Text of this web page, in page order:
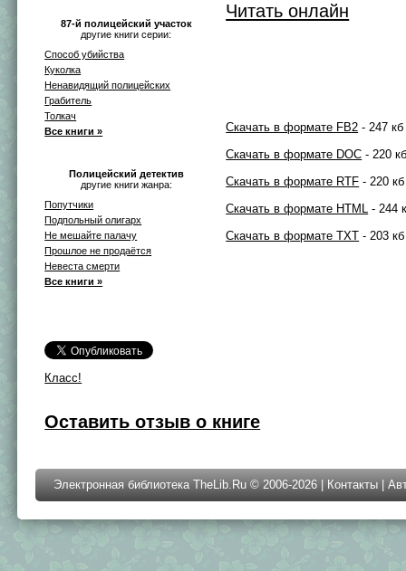
87-й полицейский участок
другие книги серии:
Способ убийства
Куколка
Ненавидящий полицейских
Грабитель
Толкач
Все книги »
Полицейский детектив
другие книги жанра:
Попутчики
Подпольный олигарх
Не мешайте палачу
Прошлое не продаётся
Невеста смерти
Все книги »
Класс!
Читать онлайн
Скачать в формате FB2 - 247 кб
Скачать в формате DOC - 220
Скачать в формате RTF - 220 кб
Скачать в формате HTML - 244
Скачать в формате TXT - 203 кб
Оставить отзыв о книге
Электронная библиотека TheLib.Ru © 2006-2026 | Контакты |